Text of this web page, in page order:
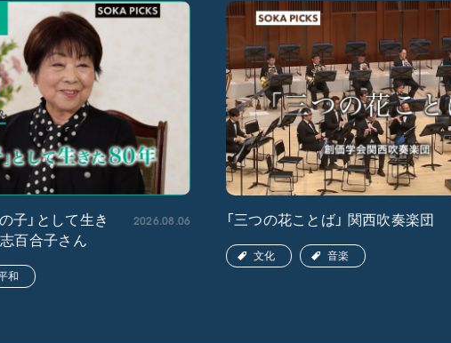
の子」として生き
百合子さん
2026.08.06
和
「三つの花ことば」 関西吹奏楽団
文化 音楽